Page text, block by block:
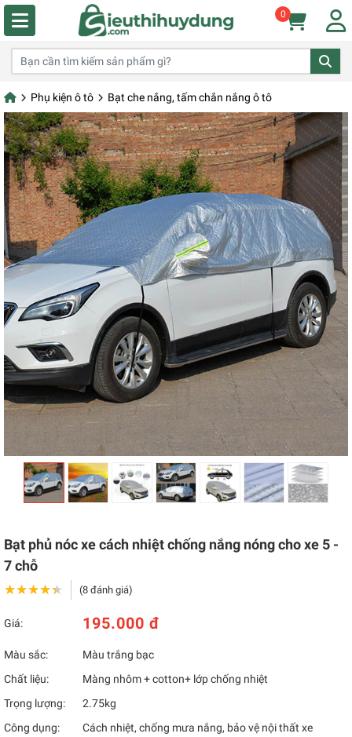
0
Phụ kiện ô tô Bạt che nắng, tấm chắn nắng ô tô
Bạt phủ nóc xe cách nhiệt chống nắng nóng cho xe 5 -
7 chỗ
★★★★★
★★★★★ (8 đánh giá)
Giá: 195.000 đ
Màu sắc:
Màu trắng bạc
Chất liệu:
Màng nhôm + cotton+ lớp chống nhiệt
Trọng lượng:
2.75kg
Công dụng:
Cách nhiệt, chống mưa nắng, bảo vệ nội thất xe